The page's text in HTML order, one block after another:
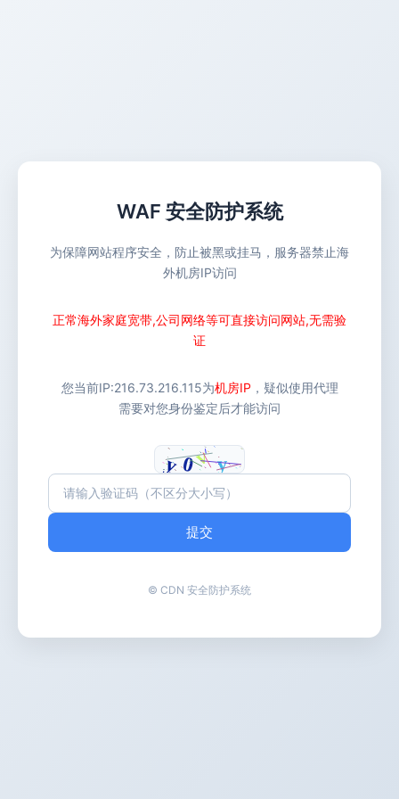
WAF 安全防护系统
为保障网站程序安全，防止被黑或挂马，服务器禁止海
外机房IP访问
正常海外家庭宽带,公司网络等可直接访问网站,无需验
证
您当前IP:216.73.216.115为机房IP ，疑似使用代理
需要对您身份鉴定后才能访问
提交
© CDN 安全防护系统